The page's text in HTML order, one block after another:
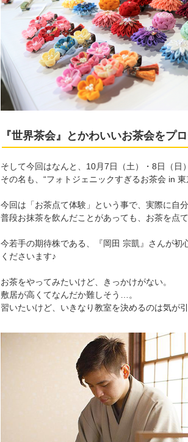
『世界茶会』とかわいいお茶会をプ
そして今回はなんと、10月7日（土）・8日（日
その名も、“フォトジェニックすぎるお茶会 in 東
今回は「お茶点て体験」という事で、実際に自
普段お抹茶を飲んだことがあっても、お茶を点
今若手の期待株である、『岡田 宗凱』さんが
くださいます♪
お茶をやってみたいけど、きっかけがない。
敷居が高くてなんだか難しそう…。
習いたいけど、いきなり教室を決めるのは気が